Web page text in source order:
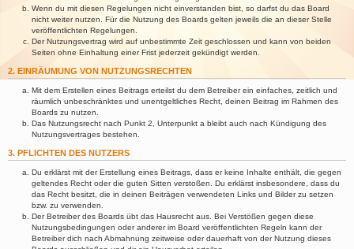
Wenn du mit diesen Regelungen nicht einverstanden bist, so darfst du das Board
nicht weiter nutzen. Für die Nutzung des Boards gelten jeweils die an dieser Stelle
veröffentlichten Regelungen.
Der Nutzungsvertrag wird auf unbestimmte Zeit geschlossen und kann von beiden
Seiten ohne Einhaltung einer Frist jederzeit gekündigt werden.
2. EINRÄUMUNG VON NUTZUNGSRECHTEN
Mit dem Erstellen eines Beitrags erteilst du dem Betreiber ein einfaches, zeitlich und
räumlich unbeschränktes und unentgeltliches Recht, deinen Beitrag im Rahmen des
Boards zu nutzen.
Das Nutzungsrecht nach Punkt 2, Unterpunkt a bleibt auch nach Kündigung des
Nutzungsvertrages bestehen.
3. PFLICHTEN DES NUTZERS
Du erklärst mit der Erstellung eines Beitrags, dass er keine Inhalte enthält, die gegen
geltendes Recht oder die guten Sitten verstoßen. Du erklärst insbesondere, dass du
das Recht besitzt, die in deinen Beiträgen verwendeten Links und Bilder zu setzen
bzw. zu verwenden.
Der Betreiber des Boards übt das Hausrecht aus. Bei Verstößen gegen diese
Nutzungsbedingungen oder anderer im Board veröffentlichten Regeln kann der
Betreiber dich nach Abmahnung zeitweise oder dauerhaft von der Nutzung dieses